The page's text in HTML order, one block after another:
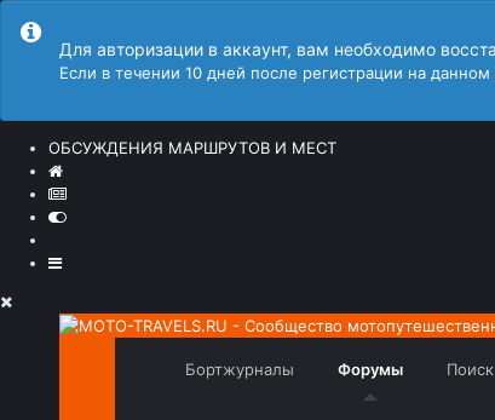
Для авторизации в аккаунт, вам необходимо
Если в течении 10 дней после регистрации на
ОБСУЖДЕНИЯ МАРШРУТОВ И МЕСТ
Бортжурналы Форумы Поиск